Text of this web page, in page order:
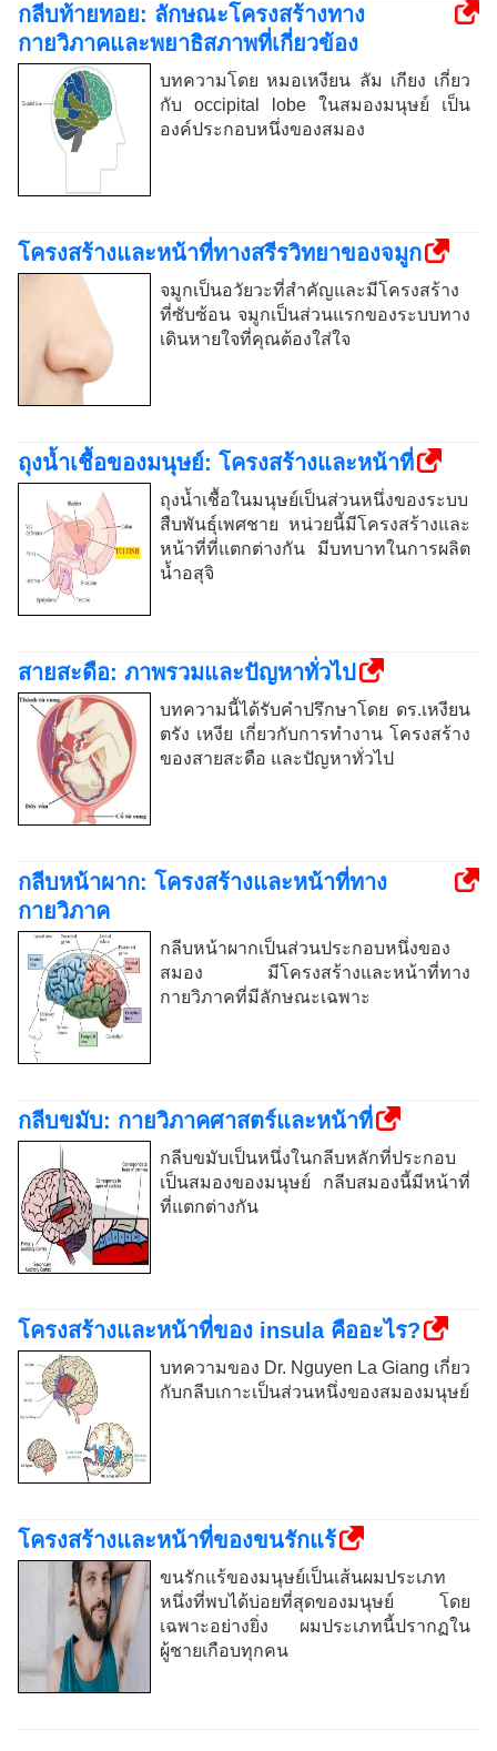
กลีบท้ายทอย: ลักษณะโครงสร้างทาง
กายวิภาคและพยาธิสภาพที่เกี่ยวข้อง
บทความโดย หมอเหงียน ลัม เกียง เกี่ยว
กับ occipital lobe ในสมองมนุษย์ เป็น
องค์ประกอบหนึ่งของสมอง
โครงสร้างและหน้าที่ทางสรีรวิทยาของจมูก
จมูกเป็นอวัยวะที่สำคัญและมีโครงสร้าง
ที่ซับซ้อน จมูกเป็นส่วนแรกของระบบทาง
เดินหายใจที่คุณต้องใส่ใจ
ถุงน้ำเชื้อของมนุษย์: โครงสร้างและหน้าที่
ถุงน้ำเชื้อในมนุษย์เป็นส่วนหนึ่งของระบบ
สืบพันธุ์เพศชาย หน่วยนี้มีโครงสร้างและ
หน้าที่ที่แตกต่างกัน มีบทบาทในการผลิต
น้ำอสุจิ
สายสะดือ: ภาพรวมและปัญหาทั่วไป
บทความนี้ได้รับคำปรึกษาโดย ดร.เหงียน
ตรัง เหงีย เกี่ยวกับการทำงาน โครงสร้าง
ของสายสะดือ และปัญหาทั่วไป
กลีบหน้าผาก: โครงสร้างและหน้าที่ทาง
กายวิภาค
กลีบหน้าผากเป็นส่วนประกอบหนึ่งของ
สมอง มีโครงสร้างและหน้าที่ทาง
กายวิภาคที่มีลักษณะเฉพาะ
กลีบขมับ: กายวิภาคศาสตร์และหน้าที่
กลีบขมับเป็นหนึ่งในกลีบหลักที่ประกอบ
เป็นสมองของมนุษย์ กลีบสมองนี้มีหน้าที่
ที่แตกต่างกัน
โครงสร้างและหน้าที่ของ insula คืออะไร?
บทความของ Dr. Nguyen La Giang เกี่ยว
กับกลีบเกาะเป็นส่วนหนึ่งของสมองมนุษย์
โครงสร้างและหน้าที่ของขนรักแร้
ขนรักแร้ของมนุษย์เป็นเส้นผมประเภท
หนึ่งที่พบได้บ่อยที่สุดของมนุษย์ โดย
เฉพาะอย่างยิ่ง ผมประเภทนี้ปรากฏใน
ผู้ชายเกือบทุกคน